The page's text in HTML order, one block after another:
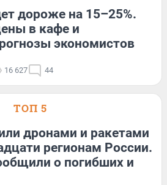
дороже на 15–25%.
в кафе и
экономистов
16 627 44
ТОП 5
дронами и ракетами
регионам России.
о погибших и